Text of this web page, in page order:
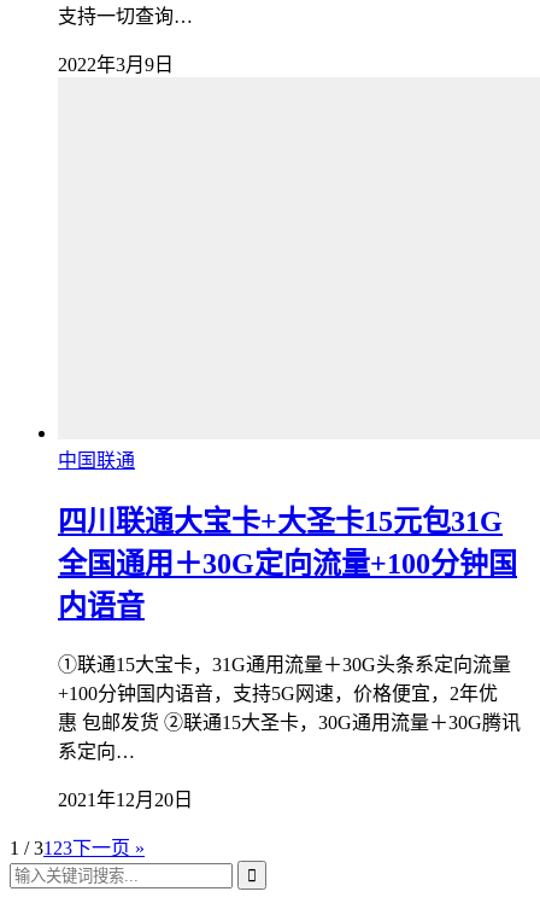
支持一切查询…
2022年3月9日
中国联通
四川联通大宝卡+大圣卡15元包31G
全国通用＋30G定向流量+100分钟国
内语音
①联通15大宝卡，31G通用流量＋30G头条系定向流量
+100分钟国内语音，支持5G网速，价格便宜，2年优
惠 包邮发货 ②联通15大圣卡，30G通用流量＋30G腾讯
系定向…
2021年12月20日
1 / 31 23下一页 »